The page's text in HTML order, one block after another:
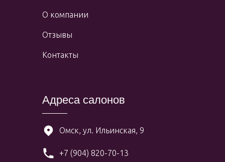
Адреса салонов
+7 (904) 820-70-13
Омск, ул. Ильинская, 9
О компании
Отзывы
Контакты